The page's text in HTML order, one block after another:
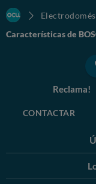
Características de
Reclama!
CONTACTAR